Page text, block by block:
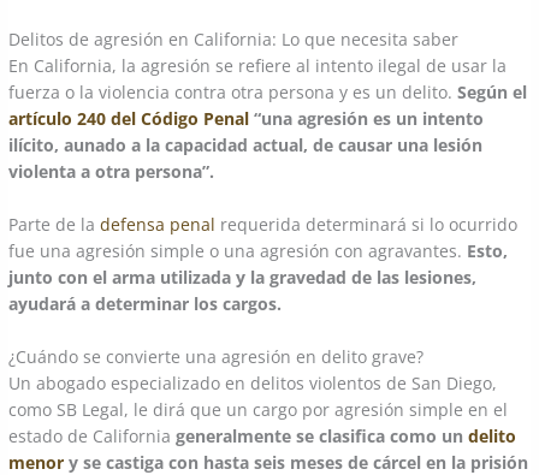
Delitos de agresión en California: Lo que necesita saber
En California, la agresión se refiere al intento ilegal de usar la
fuerza o la violencia contra otra persona y es un delito. Según el
artículo 240 del Código Penal “una agresión es un intento
ilícito, aunado a la capacidad actual, de causar una lesión
violenta a otra persona”.
Parte de ladefensa penal requerida determinará si lo ocurrido
fue una agresión simple o una agresión con agravantes. Esto,
junto con el arma utilizada y la gravedad de las lesiones,
ayudará a determinar los cargos.
¿Cuándo se convierte una agresión en delito grave?
Un abogado especializado en delitos violentos de San Diego,
como SB Legal, le dirá que un cargo por agresión simple en el
estado de Californiageneralmente se clasifica como undelito
menor y se castiga con hasta seis meses de cárcel en la prisión